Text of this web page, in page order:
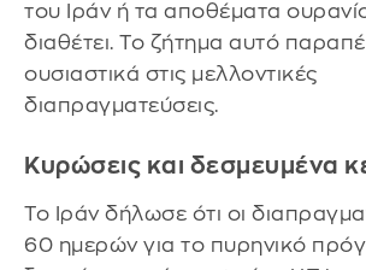
του Ιράν ή τα αποθέματα
διαθέτει. Το ζήτημα αυτό
ουσιαστικά στις μελλοντικές
διαπραγματεύσεις.
Κυρώσεις και δεσμευμένα
Το Ιράν δήλωσε ότι οι
60 ημερών για το πυρηνικό